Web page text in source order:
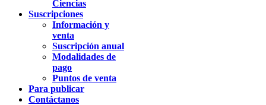
Ciencias
Suscripciones
Información y
venta
Suscripción anual
Modalidades de
pago
Puntos de venta
Para publicar
Contáctanos